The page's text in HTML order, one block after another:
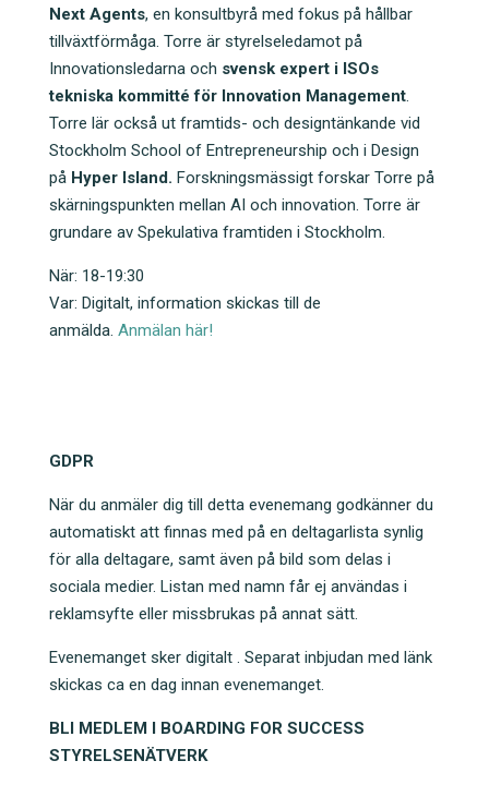
Next Agents, en konsultbyrå med fokus på hållbar
tillväxtförmåga. Torre är styrelseledamot på
Innovationsledarna och svensk expert i ISOs
tekniska kommitté för Innovation Management.
Torre lär också ut framtids- och designtänkande vid
Stockholm School of Entrepreneurship och i Design
på Hyper Island. Forskningsmässigt forskar Torre på
skärningspunkten mellan AI och innovation. Torre är
grundare av Spekulativa framtiden i Stockholm.
När: 18-19:30
Var: Digitalt, information skickas till de
anmälda. Anmälan här!
GDPR
När du anmäler dig till detta evenemang godkänner du
automatiskt att finnas med på en deltagarlista synlig
för alla deltagare, samt även på bild som delas i
sociala medier. Listan med namn får ej användas i
reklamsyfte eller missbrukas på annat sätt.
Evenemanget sker digitalt . Separat inbjudan med länk
skickas ca en dag innan evenemanget.
BLI MEDLEM I BOARDING FOR SUCCESS
STYRELSENÄTVERK